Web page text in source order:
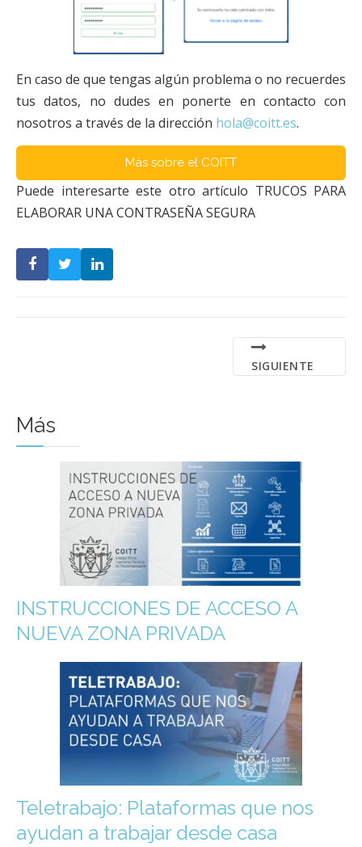
En caso de que tengas algún problema o no recuerdes
tus datos, no dudes en ponerte en contacto con
nosotros a través de la dirección hola@coitt.es.
Más sobre el COITT
Puede interesarte este otro artículo TRUCOS PARA
ELABORAR UNA CONTRASEÑA SEGURA
SIGUIENTE
Más
INSTRUCCIONES DE ACCESO A
NUEVA ZONA PRIVADA
Teletrabajo: Plataformas que nos
ayudan a trabajar desde casa